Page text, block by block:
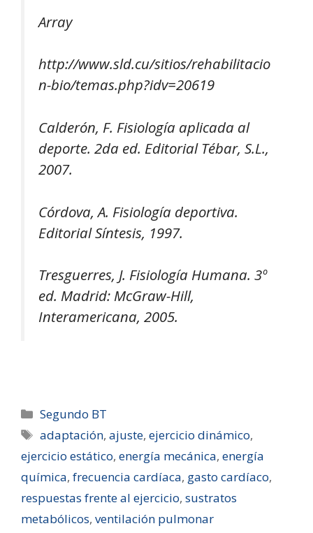
Array
http://www.sld.cu/sitios/rehabilitacio
n-bio/temas.php?idv=20619
Calderón, F. Fisiología aplicada al
deporte. 2da ed. Editorial Tébar, S.L.,
2007.
Córdova, A. Fisiología deportiva.
Editorial Síntesis, 1997.
Tresguerres, J. Fisiología Humana. 3º
ed. Madrid: McGraw-Hill,
Interamericana, 2005.
Segundo BT
adaptación,ajuste,ejercicio dinámico,
ejercicio estático, energía mecánica, energía
química, frecuencia cardíaca, gasto cardíaco,
respuestas frente al ejercicio, sustratos
metabólicos, ventilación pulmonar